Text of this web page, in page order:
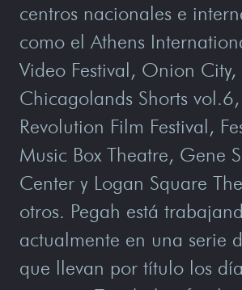
centros nacionales e
como el Athens
Video Festival, Onion City,
Chicagolands Shorts
Revolution Film Festival,
Music Box Theatre, Gene
Center y Logan Square
otros. Pegah está
actualmente en una serie
que llevan por título los